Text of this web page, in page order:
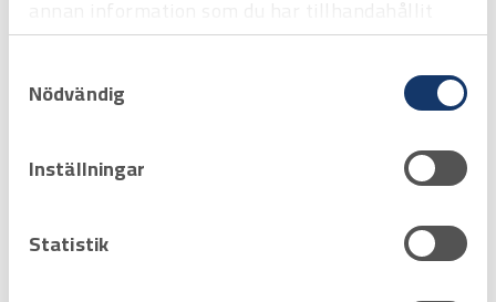
eller som de har samlat in när du har använt
Nödvändig
Inställningar
Statistik
Fallskyddskit Ställning stl XL
med fallskyddsblock 2 m.
Offertpris